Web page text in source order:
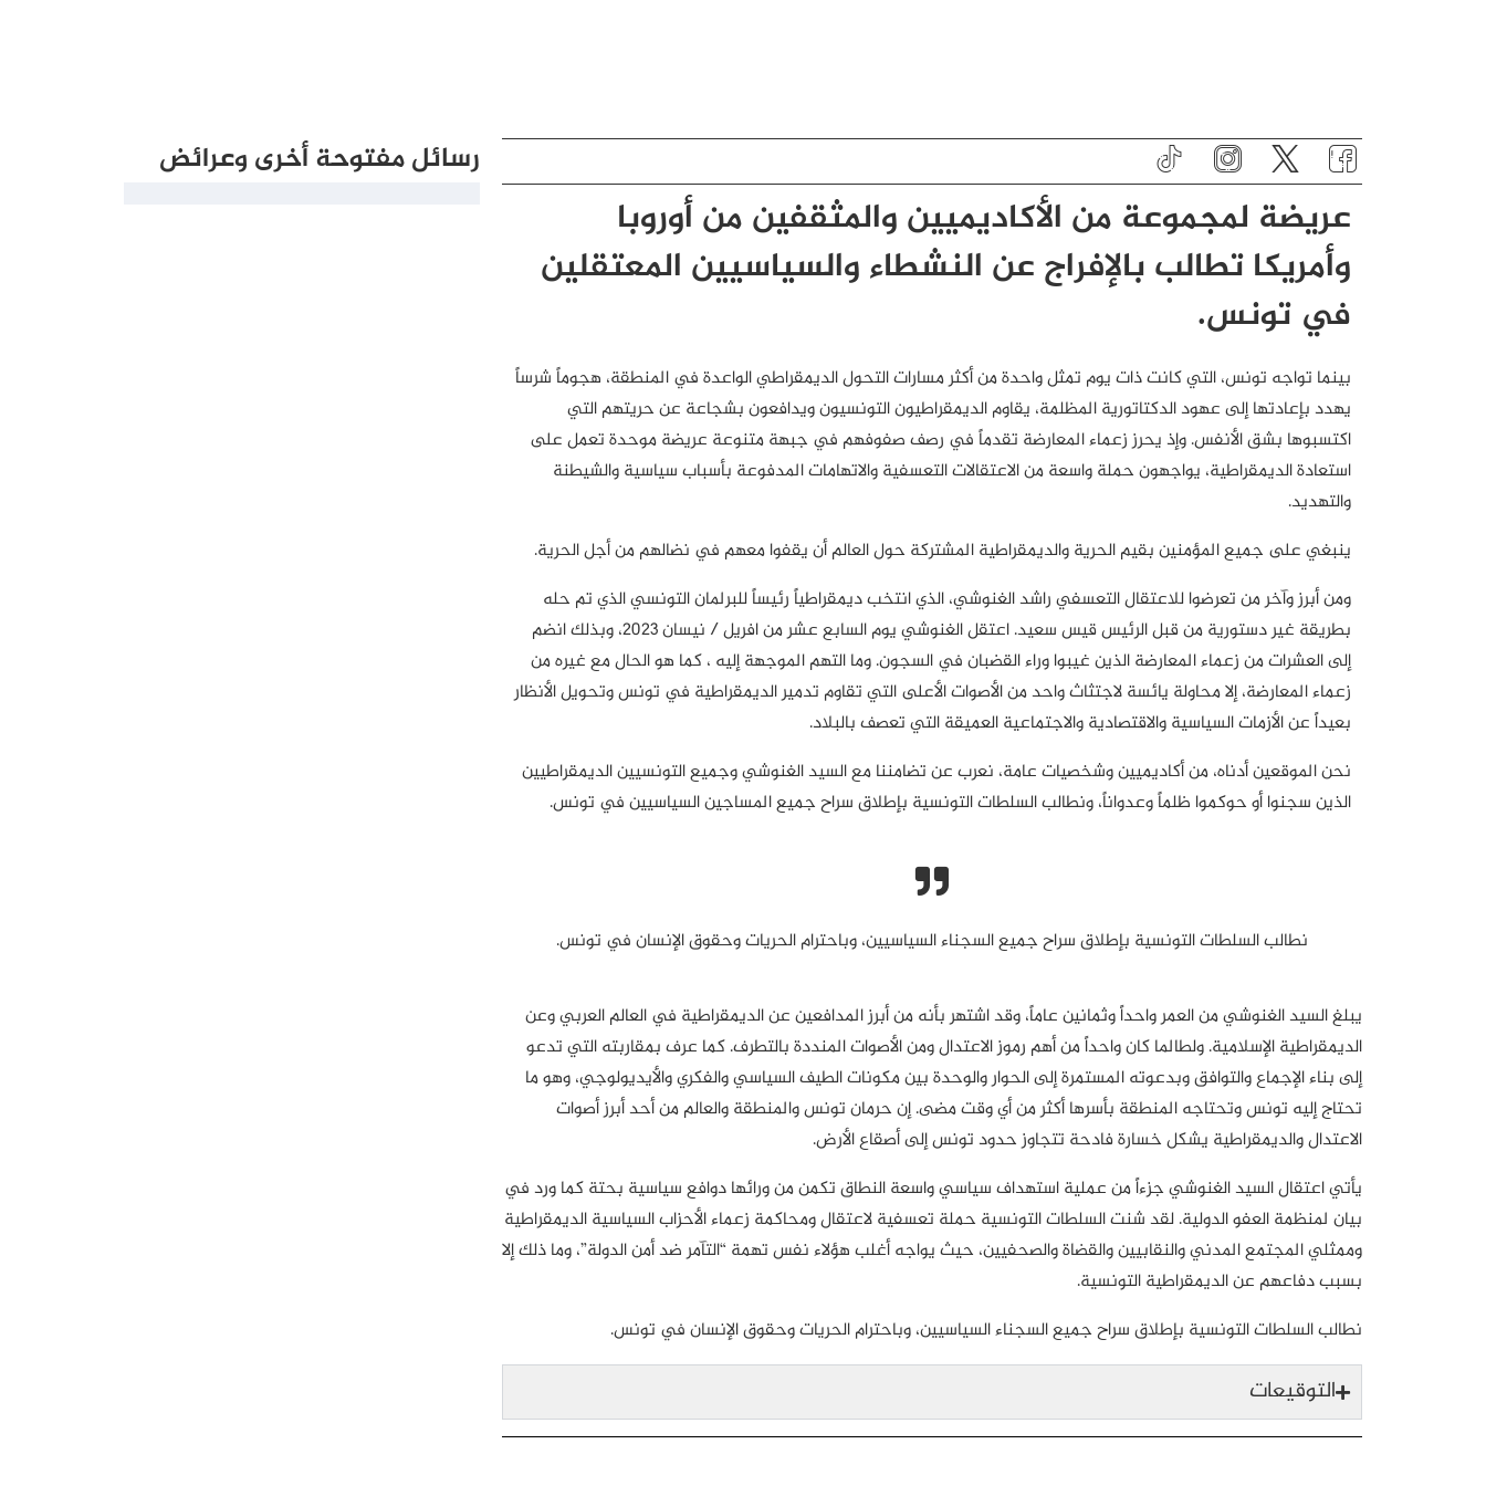
عريضة لمجموعة من الأكاديميين والمثقفين من أوروبا
وأمريكا تطالب بالإفراج عن النشطاء والسياسيين المعتقلين
في تونس.
بينما تواجه تونس، التي كانت ذات يوم تمثل واحدة من أكثر مسارات التحول الديمقراطي الواعدة في المنطقة، هجوماً شرساً
يهدد بإعادتها إلى عهود الدكتاتورية المظلمة، يقاوم الديمقراطيون التونسيون ويدافعون بشجاعة عن حريتهم التي
اكتسبوها بشق الأنفس. وإذ يحرز زعماء المعارضة تقدماً في رصف صفوفهم في جبهة متنوعة عريضة موحدة تعمل على
استعادة الديمقراطية، يواجهون حملة واسعة من الاعتقالات التعسفية والاتهامات المدفوعة بأسباب سياسية والشيطنة
والتهديد.
ينبغي على جميع المؤمنين بقيم الحرية والديمقراطية المشتركة حول العالم أن يقفوا معهم في نضالهم من أجل الحرية.
ومن أبرز وآخر من تعرضوا للاعتقال التعسفي راشد الغنوشي، الذي انتخب ديمقراطياً رئيساً للبرلمان التونسي الذي تم حله
بطريقة غير دستورية من قبل الرئيس قيس سعيد. اعتقل الغنوشي يوم السابع عشر من افريل / نيسان 2023، وبذلك انضم
إلى العشرات من زعماء المعارضة الذين غيبوا وراء القضبان في السجون. وما التهم الموجهة إليه ، كما هو الحال مع غيره من
زعماء المعارضة، إلا محاولة يائسة لاجتثاث واحد من الأصوات الأعلى التي تقاوم تدمير الديمقراطية في تونس وتحويل الأنظار
بعيداً عن الأزمات السياسية والاقتصادية والاجتماعية العميقة التي تعصف بالبلاد.
نحن الموقعين أدناه، من أكاديميين وشخصيات عامة، نعرب عن تضامننا مع السيد الغنوشي وجميع التونسيين الديمقراطيين
الذين سجنوا أو حوكموا ظلماً وعدواناً، ونطالب السلطات التونسية بإطلاق سراح جميع المساجين السياسيين في تونس.
نطالب السلطات التونسية بإطلاق سراح جميع السجناء السياسيين، وباحترام الحريات وحقوق الإنسان في تونس.
يبلغ السيد الغنوشي من العمر واحداً وثمانين عاماً، وقد اشتهر بأنه من أبرز المدافعين عن الديمقراطية في العالم العربي وعن
الديمقراطية الإسلامية. ولطالما كان واحداً من أهم رموز الاعتدال ومن الأصوات المنددة بالتطرف. كما عرف بمقاربته التي تدعو
إلى بناء الإجماع والتوافق وبدعوته المستمرة إلى الحوار والوحدة بين مكونات الطيف السياسي والفكري والأيديولوجي، وهو ما
تحتاج إليه تونس وتحتاجه المنطقة بأسرها أكثر من أي وقت مضى. إن حرمان تونس والمنطقة والعالم من أحد أبرز أصوات
الاعتدال والديمقراطية يشكل خسارة فادحة تتجاوز حدود تونس إلى أصقاع الأرض.
يأتي اعتقال السيد الغنوشي جزءاً من عملية استهداف سياسي واسعة النطاق تكمن من ورائها دوافع سياسية بحتة كما ورد في
بيان لمنظمة العفو الدولية. لقد شنت السلطات التونسية حملة تعسفية لاعتقال ومحاكمة زعماء الأحزاب السياسية الديمقراطية
وممثلي المجتمع المدني والنقابيين والقضاة والصحفيين، حيث يواجه أغلب هؤلاء نفس تهمة “التآمر ضد أمن الدولة”، وما ذلك إلا
بسبب دفاعهم عن الديمقراطية التونسية.
نطالب السلطات التونسية بإطلاق سراح جميع السجناء السياسيين، وباحترام الحريات وحقوق الإنسان في تونس.
التوقيعات
رسائل مفتوحة أخرى وعرائض